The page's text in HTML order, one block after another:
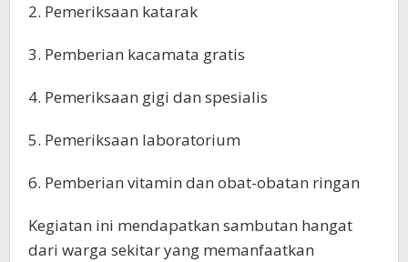
2. Pemeriksaan katarak
3. Pemberian kacamata gratis
4. Pemeriksaan gigi dan spesialis
5. Pemeriksaan laboratorium
6. Pemberian vitamin dan obat-obatan ringan
Kegiatan ini mendapatkan sambutan hangat
dari warga sekitar yang memanfaatkan